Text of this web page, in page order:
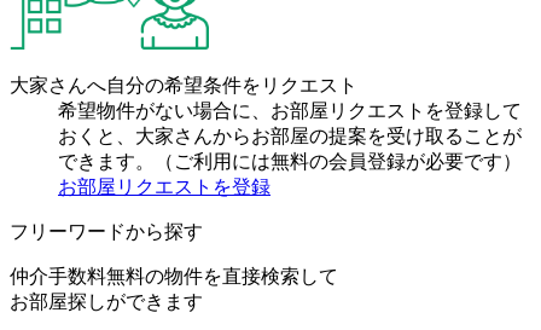
大家さんへ自分の希望条件をリクエスト
希望物件がない場合に、お部屋リクエストを登録して
おくと、大家さんからお部屋の提案を受け取ることが
できます。（ご利用には無料の会員登録が必要です）
お部屋リクエストを登録
フリーワードから探す
仲介手数料無料の物件を直接検索して
お部屋探しができます